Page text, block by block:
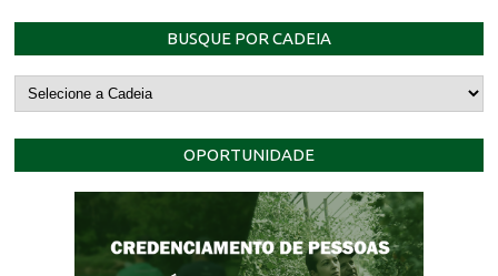
BUSQUE POR CADEIA
OPORTUNIDADE